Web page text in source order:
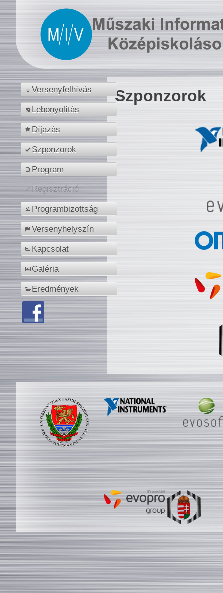
Versenyfelhívás
Lebonyolítás
Díjazás
Szponzorok
Program
Regisztráció
Programbizottság
Versenyhelyszín
Kapcsolat
Galéria
Eredmények
Szponzorok